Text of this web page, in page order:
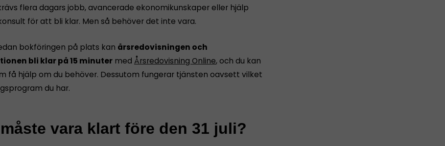
flera dagars jobb, avancerade ekonomikunskaper eller hjälp
för att bli klar. Men så behöver det inte vara.
bokföringen på plats kan årsredovisningen och
bli klar på 15 minuter med Årsredovisning Online, och du kan
få hjälp om du behöver. Dessutom fungerar tjänsten oavsett vilket
du har.
vara klart före den 31 juli?